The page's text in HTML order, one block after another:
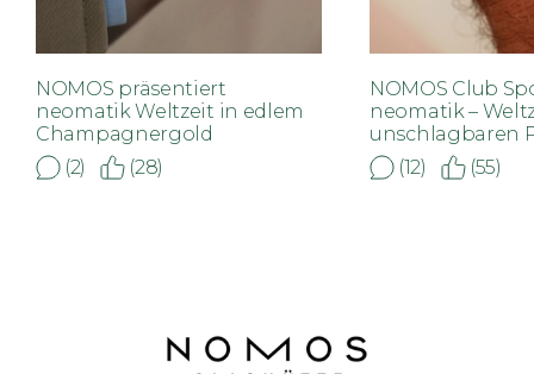
NOMOS präsentiert
neomatik Weltzeit in edlem
Champagnergold
(2)
(28)
NOMOS Club
neomatik –
unschlagbaren
(12)
(55)